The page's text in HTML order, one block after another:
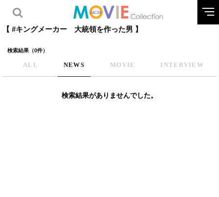
【 #キングメーカー 大統領を作った男 】
検索結果（0件）
ALL NEWS MOVIE INTERVIEW
検索結果がありませんでした。